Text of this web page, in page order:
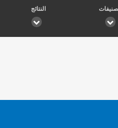
النتائج